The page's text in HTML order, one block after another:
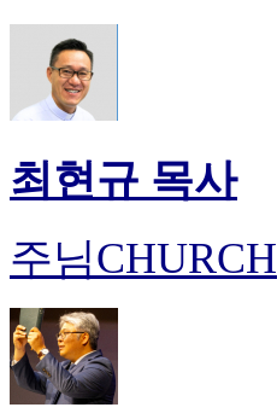
최현규 목사
주님CHURCH